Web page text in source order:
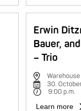
Erwin
Bauer,
– Trio
Warehouse
30.
9:00 p.m.
Learn more